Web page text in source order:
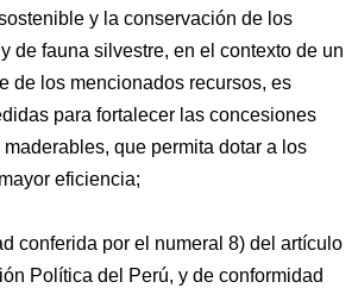
y la conservación de los
de fauna silvestre, en el contexto de un
de los mencionados recursos, es
para fortalecer las concesiones
que permita dotar a los
eficiencia;
conferida por el numeral 8) del artículo
Política del Perú, y de conformidad